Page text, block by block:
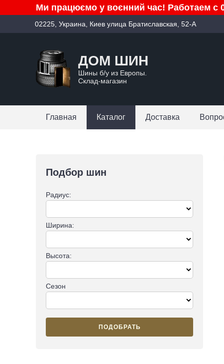
Ми працюємо у воєнний час! Работаем с
02225, Украина, Киев улица Братиславская, 52-А
ДОМ ШИН
Шины б/у из Европы.
Склад-магазин
Главная Каталог Доставка
Подбор шин
Радиус:
Ширина:
Высота:
Сезон
ПОДОБРАТЬ